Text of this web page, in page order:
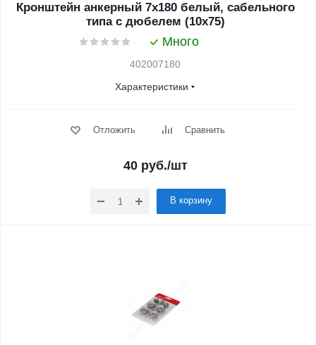
Кронштейн анкерный 7х180 белый, сабельного
типа с дюбелем (10х75)
Много
402007180
Характеристики
Отложить Сравнить
40 руб./шт
В корзину